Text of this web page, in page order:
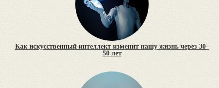
Как искусственный интеллект изменит нашу жизнь через 30–
50 лет